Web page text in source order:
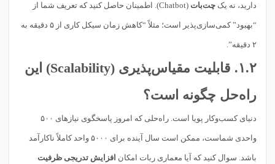
دارید، نه یک چت‌بات (Chatbot). اطمینان حاصل کنید که تعریف شما از
“بهبود” کمی‌سازی‌پذیر است؛ مثلاً “کاهش زمان سیکل کاری از ۵ دقیقه به
۲ دقیقه”.
۱.۲. قابلیت مقیاس‌پذیری
(Scalability) این
راه‌حل چگونه است؟
دنیای کسب‌وکار پویا است. راه‌حلی که امروز پاسخگوی نیازهای ۵۰۰
واحدی شماست، ممکن است سال آینده برای ۵۰۰۰ واحد کاملاً ناکارآمد
باشد. سوال کنید که آیا معماری ربات امکان افزایش تدریجی ظرفیت